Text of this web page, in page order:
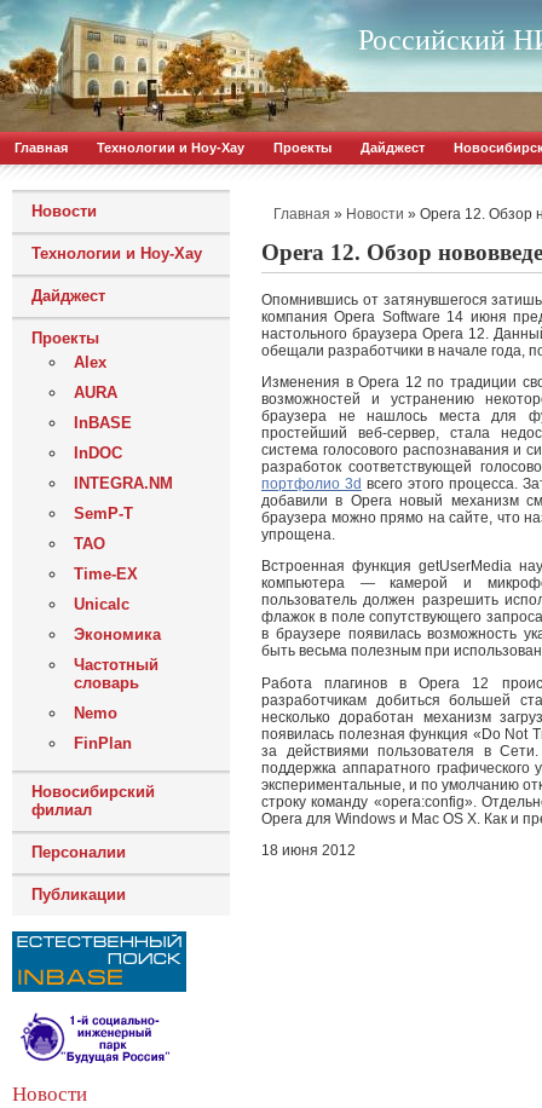
Российский
Главная Технологии и Ноу-Хау Проекты Дайджест
Новости
Технологии и Ноу-Хау
Дайджест
Проекты
Alex
AURA
InBASE
InDOC
INTEGRA.NM
SemP-T
ТАО
Time-EX
Unicalc
Экономика
Частотный
словарь
Nemo
FinPlan
Новосибирский
филиал
Персоналии
Публикации
Новости
Главная » Новости » Opera 12. Обзор
Opera 12. Обзор
Опомнившись от затянувшегося
компания Opera Software 14 июня
настольного браузера Opera 12.
обещали разработчики в начале года,
Изменения в Opera 12 по традиции
возможностей и устранению
браузера не нашлось места для
простейший веб-сервер, стала
система голосового распознавания и
разработок соответствующей
портфолио 3d всего этого процесса.
добавили в Opera новый механизм
браузера можно прямо на сайте, что
упрощена.
Встроенная функция getUserMedia
компьютера — камерой и
пользователь должен разрешить
флажок в поле сопутствующего
в браузере появилась возможность
быть весьма полезным при
Работа плагинов в Opera 12
разработчикам добиться большей
несколько доработан механизм
появилась полезная функция «Do Not
за действиями пользователя в
поддержка аппаратного
экспериментальные, и по умолчанию
строку команду «opera:config».
Opera для Windows и Mac OS X. Как и
18 июня 2012